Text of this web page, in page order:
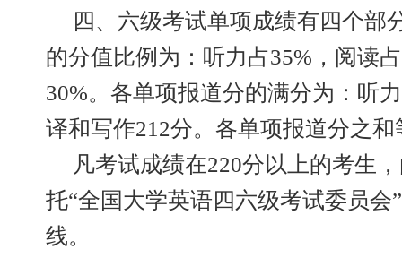
四、六级考试单项成绩有四个部
的分值比例为：听力占35%，阅读
30%。各单项报道分的满分为：听
译和写作212分。各单项报道分之
凡考试成绩在220分以上的考生
托“全国大学英语四六级考试委员会
线。